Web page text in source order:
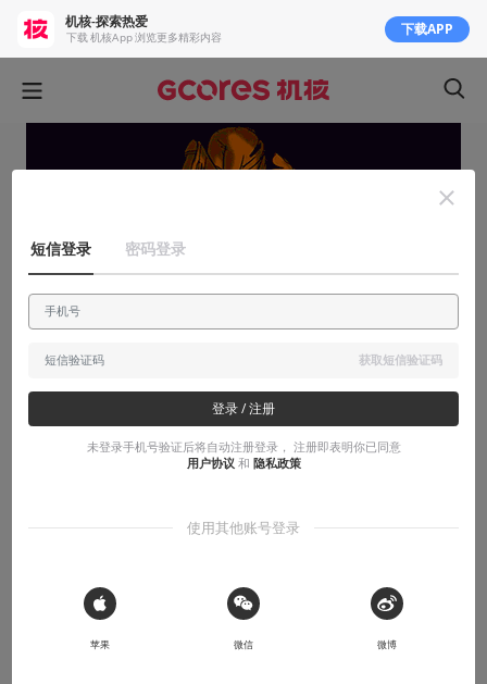
美国夜间动画帝国崛起史 —— [adult
crazy, funny, smart, cool = [adult swim]
机核-探索热爱
下载 机核App 浏览更多精彩内容 下载APP
短信登录 密码登录
获取短信验证码
登录 / 注册
未登录手机号验证后将自动注册登录， 注册即表明你已同意
用户协议 和 隐私政策
使用其他账号登录
 Sign in with Apple
苹果 微信 微博